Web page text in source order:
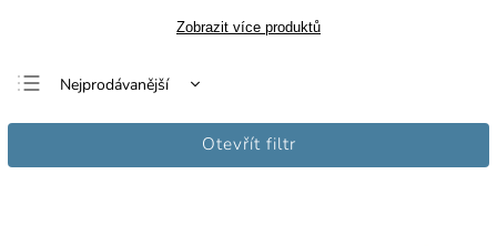
Zobrazit více produktů
Nejprodávanější
Nejlevnější
Otevřít filtr